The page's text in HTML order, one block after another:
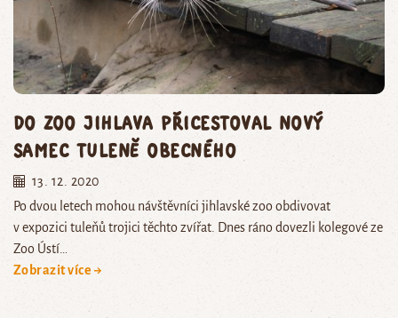
Do Zoo Jihlava přicestoval nový
samec tuleně obecného
13. 12. 2020
Po dvou letech mohou návštěvníci jihlavské zoo obdivovat
v expozici tuleňů trojici těchto zvířat. Dnes ráno dovezli kolegové ze
Zoo Ústí…
Zobrazit více →